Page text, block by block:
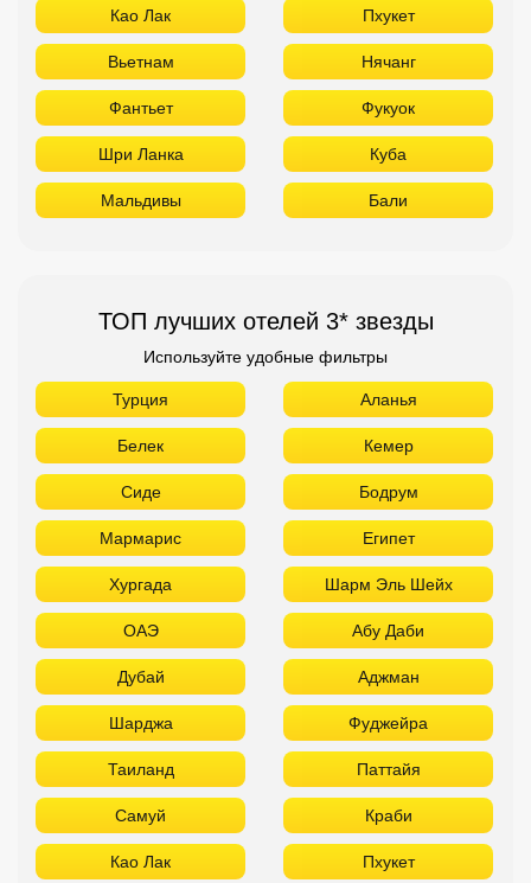
Као Лак Пхукет
Вьетнам Нячанг
Фантьет Фукуок
Шри Ланка Куба
Мальдивы Бали
ТОП лучших отелей 3* звезды
Используйте удобные фильтры
Турция Аланья
Белек Кемер
Сиде Бодрум
Мармарис Египет
Хургада Шарм Эль Шейх
ОАЭ Абу Даби
Дубай Аджман
Шарджа Фуджейра
Таиланд Паттайя
Самуй Краби
Као Лак Пхукет